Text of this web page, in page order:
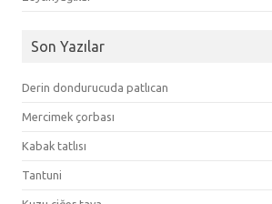
Son Yazılar
Derin dondurucuda patlıcan
Mercimek çorbası
Kabak tatlısı
Tantuni